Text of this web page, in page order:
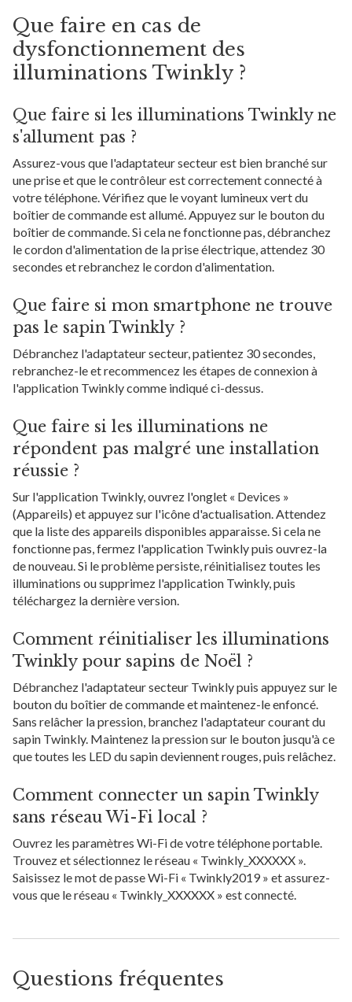
Que faire en cas de
dysfonctionnement des
illuminations Twinkly ?
Que faire si les illuminations Twinkly ne
s'allument pas ?
Assurez-vous que l'adaptateur secteur est bien branché sur
une prise et que le contrôleur est correctement connecté à
votre téléphone. Vérifiez que le voyant lumineux vert du
boîtier de commande est allumé. Appuyez sur le bouton du
boîtier de commande. Si cela ne fonctionne pas, débranchez
le cordon d'alimentation de la prise électrique, attendez 30
secondes et rebranchez le cordon d'alimentation.
Que faire si mon smartphone ne trouve
pas le sapin Twinkly ?
Débranchez l'adaptateur secteur, patientez 30 secondes,
rebranchez-le et recommencez les étapes de connexion à
l'application Twinkly comme indiqué ci-dessus.
Que faire si les illuminations ne
répondent pas malgré une installation
réussie ?
Sur l'application Twinkly, ouvrez l'onglet « Devices »
(Appareils) et appuyez sur l'icône d'actualisation. Attendez
que la liste des appareils disponibles apparaisse. Si cela ne
fonctionne pas, fermez l'application Twinkly puis ouvrez-la
de nouveau. Si le problème persiste, réinitialisez toutes les
illuminations ou supprimez l'application Twinkly, puis
téléchargez la dernière version.
Comment réinitialiser les illuminations
Twinkly pour sapins de Noël ?
Débranchez l'adaptateur secteur Twinkly puis appuyez sur le
bouton du boîtier de commande et maintenez-le enfoncé.
Sans relâcher la pression, branchez l'adaptateur courant du
sapin Twinkly. Maintenez la pression sur le bouton jusqu'à ce
que toutes les LED du sapin deviennent rouges, puis relâchez.
Comment connecter un sapin Twinkly
sans réseau Wi-Fi local ?
Ouvrez les paramètres Wi-Fi de votre téléphone portable.
Trouvez et sélectionnez le réseau « Twinkly_XXXXXX ».
Saisissez le mot de passe Wi-Fi « Twinkly2019 » et assurez-
vous que le réseau « Twinkly_XXXXXX » est connecté.
Questions fréquentes